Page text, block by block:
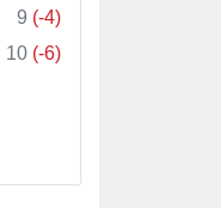
9 (-4)
10 (-6)